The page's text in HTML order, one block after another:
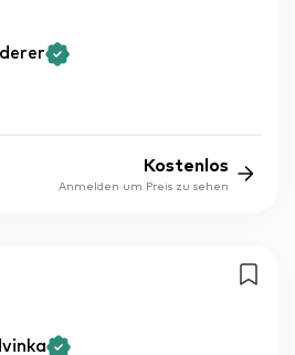
Kostenlos
Anmelden um Preis zu sehen